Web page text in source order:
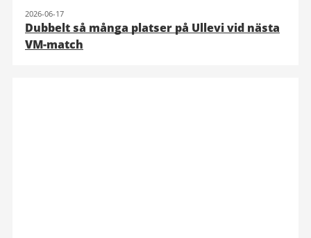
2026-06-17
Dubbelt så många platser på Ullevi vid nästa
VM-match